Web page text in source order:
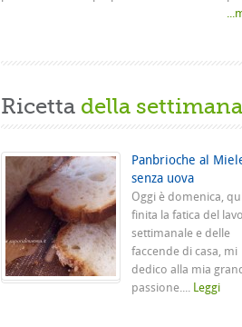
Ricetta della settimana
Panbrioche al
senza uova
Oggi è domenica,
finita la fatica del
settimanale e delle
faccende di casa, mi
dedico alla mia
passione.... Leggi